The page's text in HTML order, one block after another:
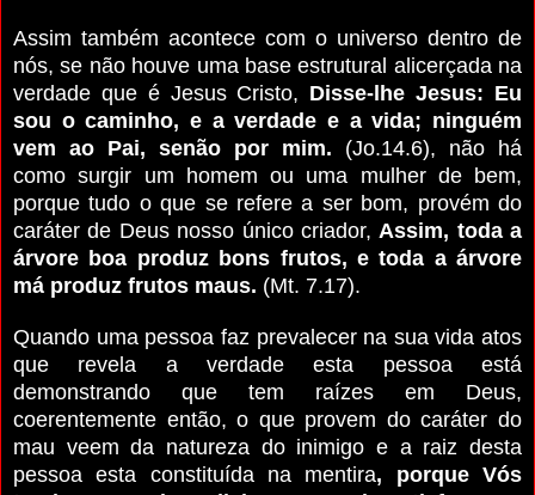
Assim também acontece com o universo dentro de
nós, se não houve uma base estrutural alicerçada na
verdade que é Jesus Cristo, Disse-lhe Jesus: Eu
sou o caminho, e a verdade e a vida; ninguém
vem ao Pai, senão por mim. (Jo.14.6), não há
como surgir um homem ou uma mulher de bem,
porque tudo o que se refere a ser bom, provém do
caráter de Deus nosso único criador, Assim, toda a
árvore boa produz bons frutos, e toda a árvore
má produz frutos maus. (Mt. 7.17).
Quando uma pessoa faz prevalecer na sua vida atos
que revela a verdade esta pessoa está
demonstrando que tem raízes em Deus,
coerentemente então, o que provem do caráter do
mau veem da natureza do inimigo e a raiz desta
pessoa esta constituída na mentira, porque Vós